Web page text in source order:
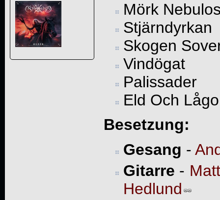
Mörk
Stjärndyrkan
Skogen
Vindögat
Palissader
Eld Och
Besetzung:
Gesang -
Gitarre -
Hedlund